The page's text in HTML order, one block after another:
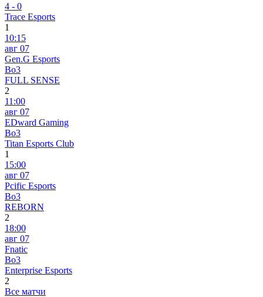
4 - 0
Trace Esports
1
10:15
авг 07
Gen.G Esports
Bo3
FULL SENSE
2
11:00
авг 07
EDward Gaming
Bo3
Titan Esports Club
1
15:00
авг 07
Pcific Esports
Bo3
REBORN
2
18:00
авг 07
Fnatic
Bo3
Enterprise Esports
2
Все матчи